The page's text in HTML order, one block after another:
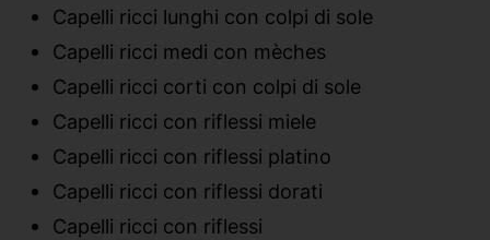
Capelli ricci lunghi con colpi di sole
Capelli ricci medi con mèches
Capelli ricci corti con colpi di sole
Capelli ricci con riflessi miele
Capelli ricci con riflessi platino
Capelli ricci con riflessi dorati
Capelli ricci con riflessi